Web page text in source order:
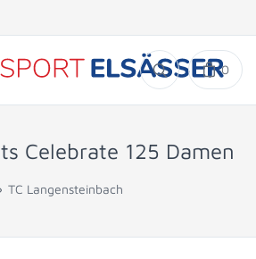
0
Celebrate 125 Damen
TC Langensteinbach